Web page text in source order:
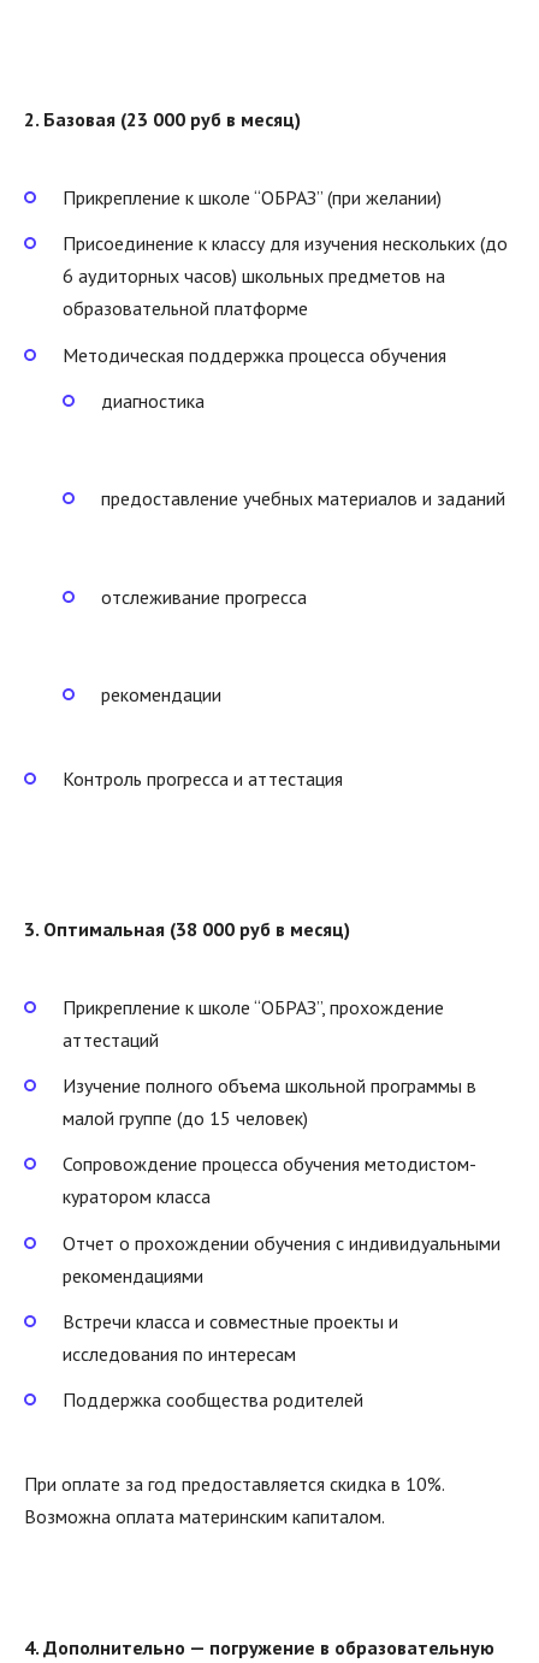
2. Базовая (23 000 руб в месяц)
Прикрепление к школе “ОБРАЗ” (при желании)
Присоединение к классу для изучения нескольких (до
6 аудиторных часов) школьных предметов на
образовательной платформе
Методическая поддержка процесса обучения
диагностика
предоставление учебных материалов и заданий
отслеживание прогресса
рекомендации
Контроль прогресса и аттестация
3. Оптимальная (38 000 руб в месяц)
Прикрепление к школе “ОБРАЗ”, прохождение
аттестаций
Изучение полного объема школьной программы в
малой группе (до 15 человек)
Сопровождение процесса обучения методистом-
куратором класса
Отчет о прохождении обучения с индивидуальными
рекомендациями
Встречи класса и совместные проекты и
исследования по интересам
Поддержка сообщества родителей
При оплате за год предоставляется скидка в 10%.
Возможна оплата материнским капиталом.
4. Дополнительно — погружение в образовательную